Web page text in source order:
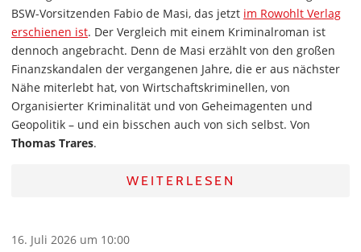
BSW-Vorsitzenden Fabio de Masi, das jetzt im Rowohlt Verlag
erschienen ist. Der Vergleich mit einem Kriminalroman ist
dennoch angebracht. Denn de Masi erzählt von den großen
Finanzskandalen der vergangenen Jahre, die er aus nächster
Nähe miterlebt hat, von Wirtschaftskriminellen, von
Organisierter Kriminalität und von Geheimagenten und
Geopolitik – und ein bisschen auch von sich selbst. Von
Thomas Trares.
WEITERLESEN
16. Juli 2026 um 10:00